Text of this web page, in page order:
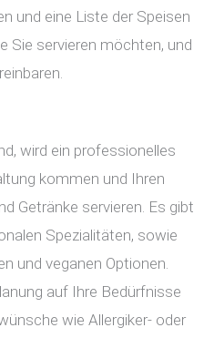
und eine Liste der Speisen
Sie servieren möchten, und
wird ein professionelles
kommen und Ihren
Getränke servieren. Es gibt
Spezialitäten, sowie
und veganen Optionen.
auf Ihre Bedürfnisse
wie Allergiker- oder